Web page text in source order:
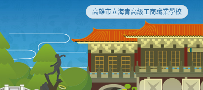
高雄市立海青高級工商職業學校